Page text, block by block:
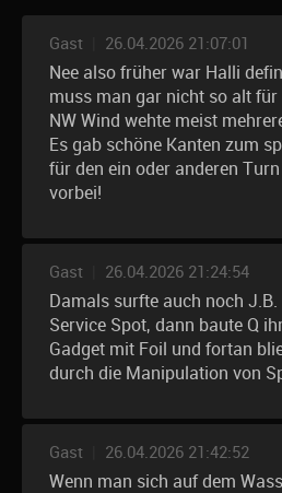
Gast 26.04.2026 21:07:01
Nee also früher war Halli
muss man gar nicht so alt für
NW Wind wehte meist
Es gab schöne Kanten zum
für den ein oder anderen
vorbei!
Gast 26.04.2026 21:24:54
Damals surfte auch noch
Service Spot, dann baute Q
Gadget mit Foil und fortan
durch die Manipulation von
Gast 26.04.2026 21:42:52
Wenn man sich auf dem